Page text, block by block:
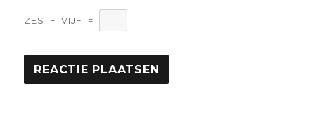
ZES − VIJF =